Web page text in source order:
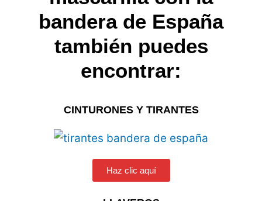
bandera de España
también puedes
encontrar:
CINTURONES Y TIRANTES
Haz clic aquí